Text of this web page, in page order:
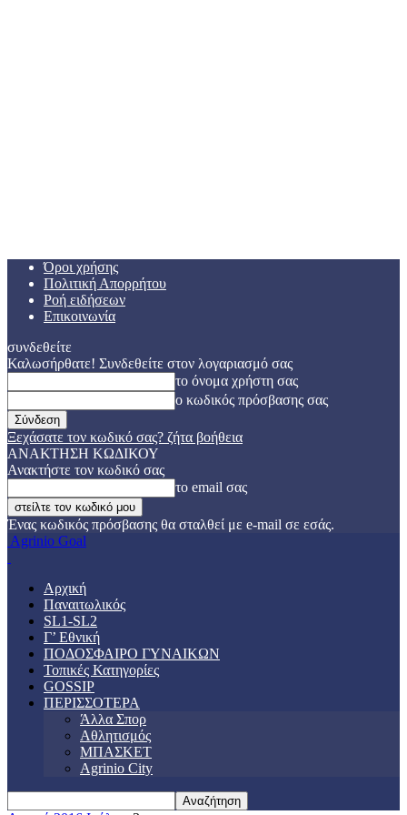
Όροι χρήσης
Πολιτική Απορρήτου
Ροή ειδήσεων
Επικοινωνία
συνδεθείτε
Καλωσήρθατε! Συνδεθείτε στον λογαριασμό σας
το όνομα χρήστη σας
ο κωδικός πρόσβασης σας
Ξεχάσατε τον κωδικό σας? ζήτα βοήθεια
ΑΝΑΚΤΗΣΗ ΚΩΔΙΚΟΥ
Ανακτήστε τον κωδικό σας
το email σας
Ένας κωδικός πρόσβασης θα σταλθεί με e-mail σε εσάς.
Agrinio Goal
Αρχική
Παναιτωλικός
SL1-SL2
Γ’ Εθνική
ΠΟΔΟΣΦΑΙΡΟ ΓΥΝΑΙΚΩΝ
Τοπικές Κατηγορίες
GOSSIP
ΠΕΡΙΣΣΟΤΕΡΑ
Άλλα Σπορ
Αθλητισμός
ΜΠΑΣΚΕΤ
Agrinio City